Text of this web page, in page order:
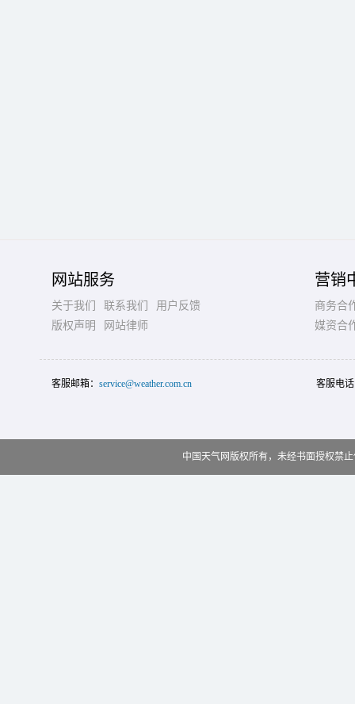
网站服务
关于我们 联系我们
用户反馈
版权声明
网站律师
营销
商务合
媒资合
客服邮箱： service@weather.com.cn 客服电
中国天气网版权所有，未经书面授权